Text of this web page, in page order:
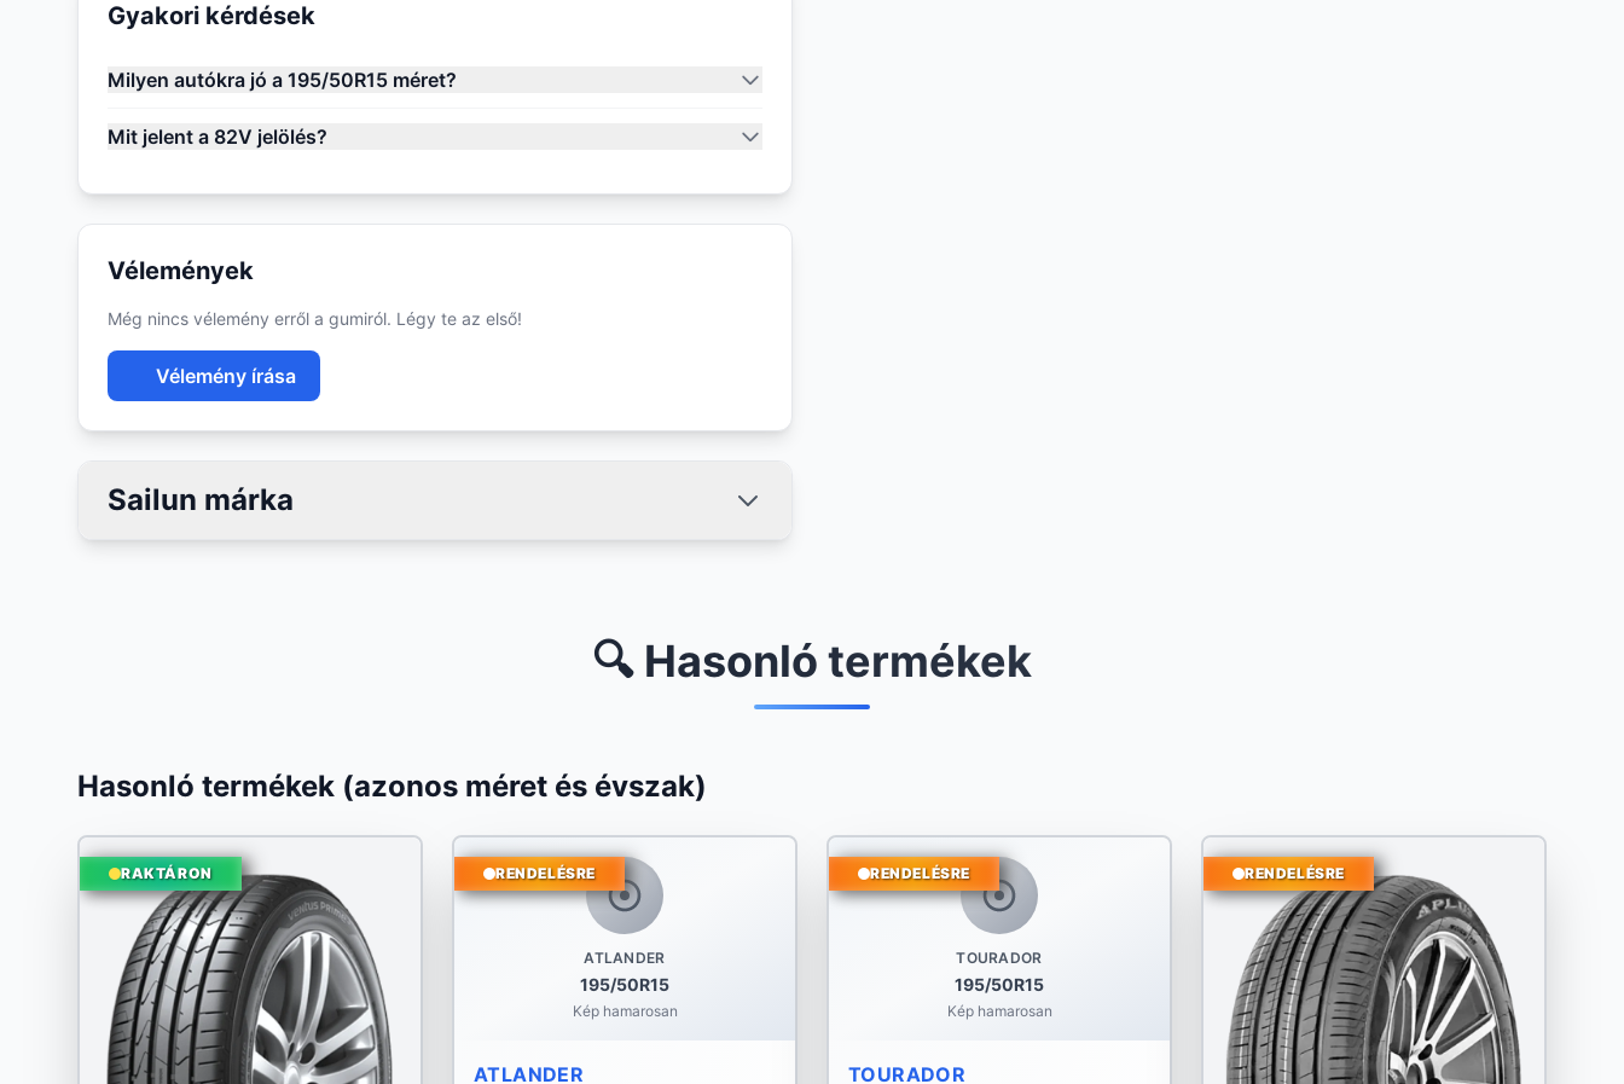
Gyakori kérdések
Milyen autókra jó a 195/50R15 méret?
Mit jelent a 82V jelölés?
Vélemények
Még nincs vélemény erről a gumiról. Légy te az első!
Vélemény írása
Sailun márka
🔍 Hasonló termékek
Hasonló termékek (azonos méret és évszak)
RAKTÁRON
ATLANDER
195/50R15
Kép hamarosan
RENDELÉSRE
ATLANDER
TOURADOR
195/50R15
Kép hamarosan
RENDELÉSRE
TOURADOR
RENDELÉSRE